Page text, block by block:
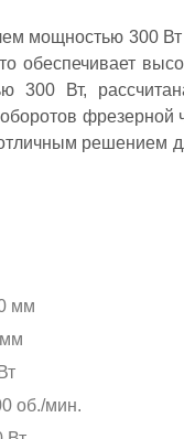
мощностью 300
обеспечивает
300 Вт,
фрезерной
решением
мм
об./мин.